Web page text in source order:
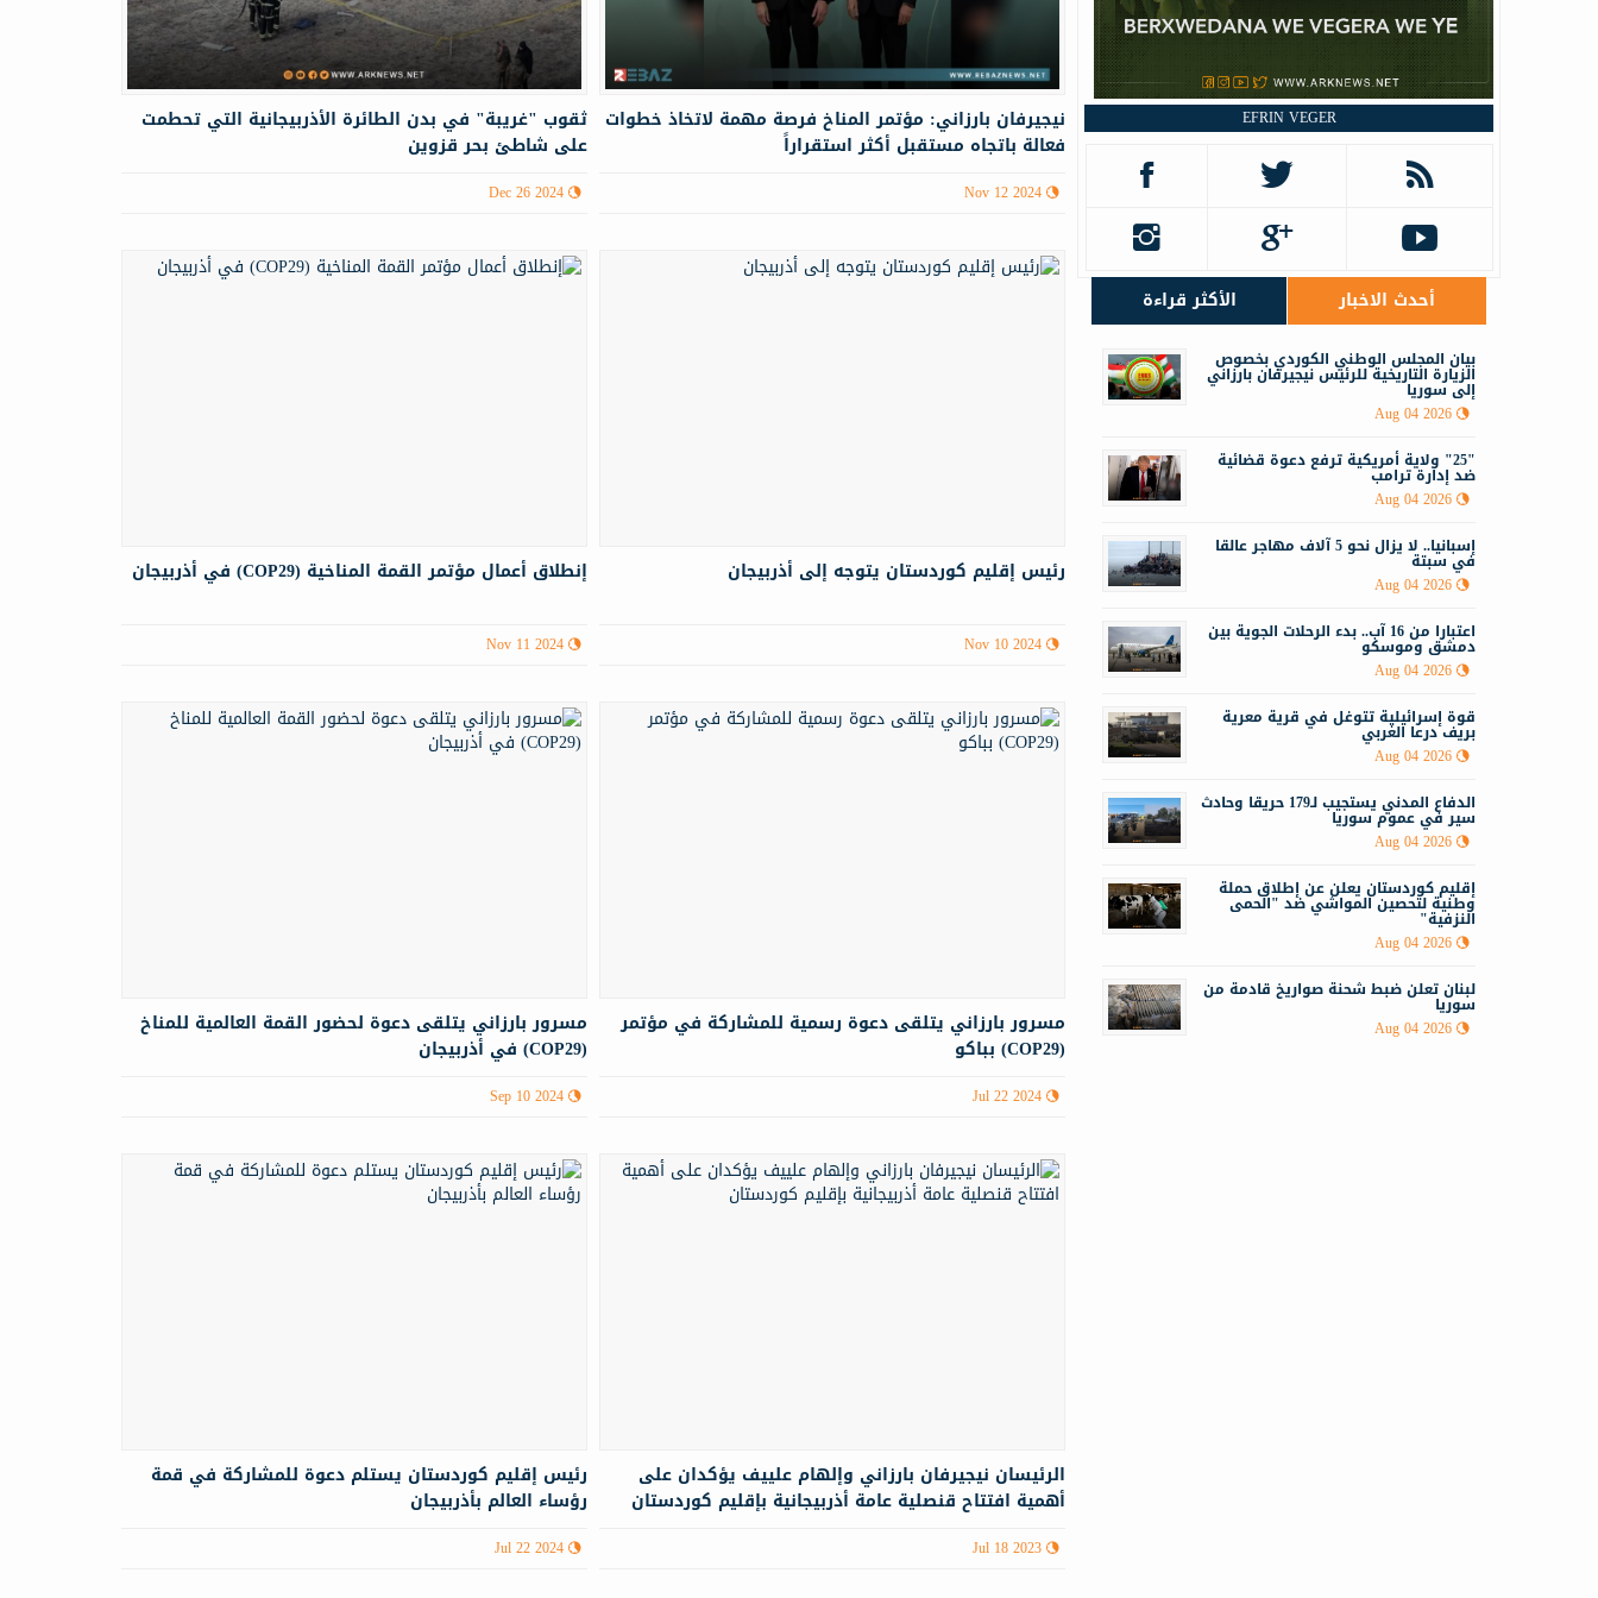
ثقوب "غريبة" في بدن الطائرة الأذربيجانية التي تحطمت
على شاطئ بحر قزوين
Dec 26 2024
نيجيرفان بارزاني: مؤتمر المناخ فرصة مهمة لاتخاذ خطوات
فعالة باتجاه مستقبل أكثر استقراراً
Nov 12 2024
إنطلاق أعمال مؤتمر القمة المناخية (COP29) في أذربيجان
Nov 11 2024
رئيس إقليم كوردستان يتوجه إلى أذربيجان
Nov 10 2024
مسرور بارزاني يتلقى دعوة لحضور القمة العالمية للمناخ
(COP29) في أذربيجان
Sep 10 2024
مسرور بارزاني يتلقى دعوة رسمية للمشاركة في مؤتمر
(COP29) بباكو
Jul 22 2024
رئيس إقليم كوردستان يستلم دعوة للمشاركة في قمة
رؤساء العالم بأذربيجان
Jul 22 2024
الرئيسان نيجيرفان بارزاني وإلهام علييف يؤكدان على
أهمية افتتاح قنصلية عامة أذربيجانية بإقليم كوردستان
Jul 18 2023
EFRIN VEGER
أحدث الاخبار الأكثر قراءة
‏‏بيان المجلس الوطني الكوردي بخصوص
الزيارة التاريخية للرئيس نيجيرفان بارزاني
إلى سوريا
Aug 04 2026
"25" ولاية أمريكية ترفع دعوة قضائية
ضد إدارة ترامب
Aug 04 2026
إسبانيا.. لا يزال نحو 5 آلاف مهاجر عالقا
في سبتة
Aug 04 2026
اعتبارا من 16 آب.. بدء الرحلات الجوية بين
دمشق وموسكو
Aug 04 2026
قوة إسرائيلية تتوغل في قرية معرية
بريف درعا الغربي
Aug 04 2026
الدفاع المدني يستجيب لـ179 حريقا وحادث
سير في عموم سوريا
Aug 04 2026
إقليم كوردستان يعلن عن إطلاق حملة
وطنية لتحصين المواشي ضد "الحمى
النزفية"
Aug 04 2026
لبنان تعلن ضبط شحنة صواريخ قادمة من
سوريا
Aug 04 2026